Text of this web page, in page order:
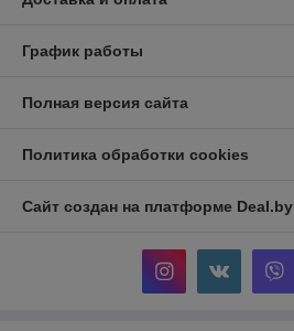
График работы
Полная версия сайта
Политика обработки cookies
Сайт создан на платформе Deal.by